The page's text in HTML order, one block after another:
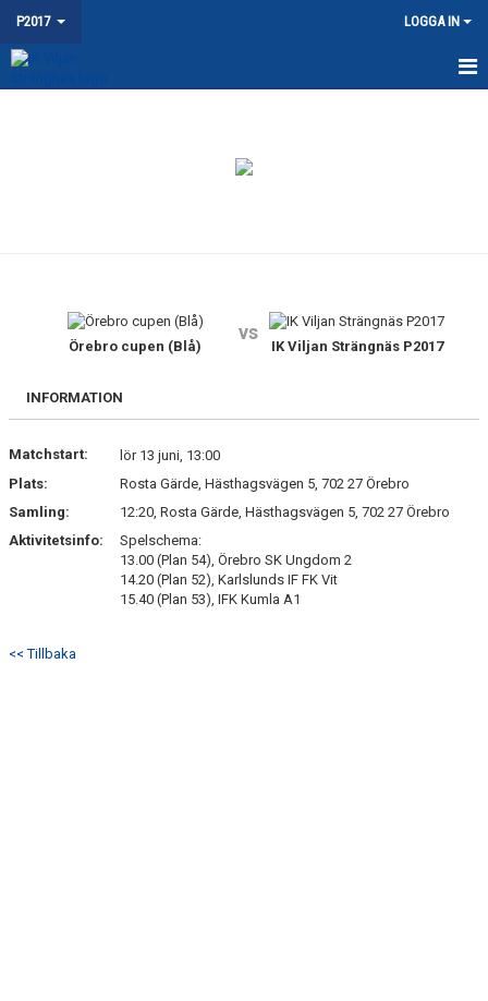
P2017 LOGGA IN
BILDGALLERI
DOKUMENT
Örebro cupen (Blå)
vs
IK Viljan Strängnäs P2017
INFORMATION
Matchstart:
lör 13 juni, 13:00
Plats:
Rosta Gärde, Hästhagsvägen 5, 702 27 Örebro
Samling:
12:20, Rosta Gärde, Hästhagsvägen 5, 702 27 Örebro
Aktivitetsinfo:
Spelschema:
13.00 (Plan 54), Örebro SK Ungdom 2
14.20 (Plan 52), Karlslunds IF FK Vit
15.40 (Plan 53), IFK Kumla A1
<< Tillbaka